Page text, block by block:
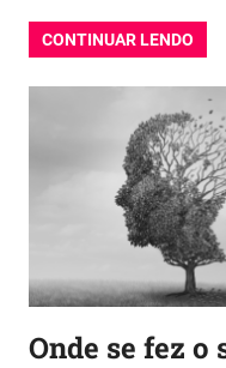
CONTINUAR LENDO
Onde se fez